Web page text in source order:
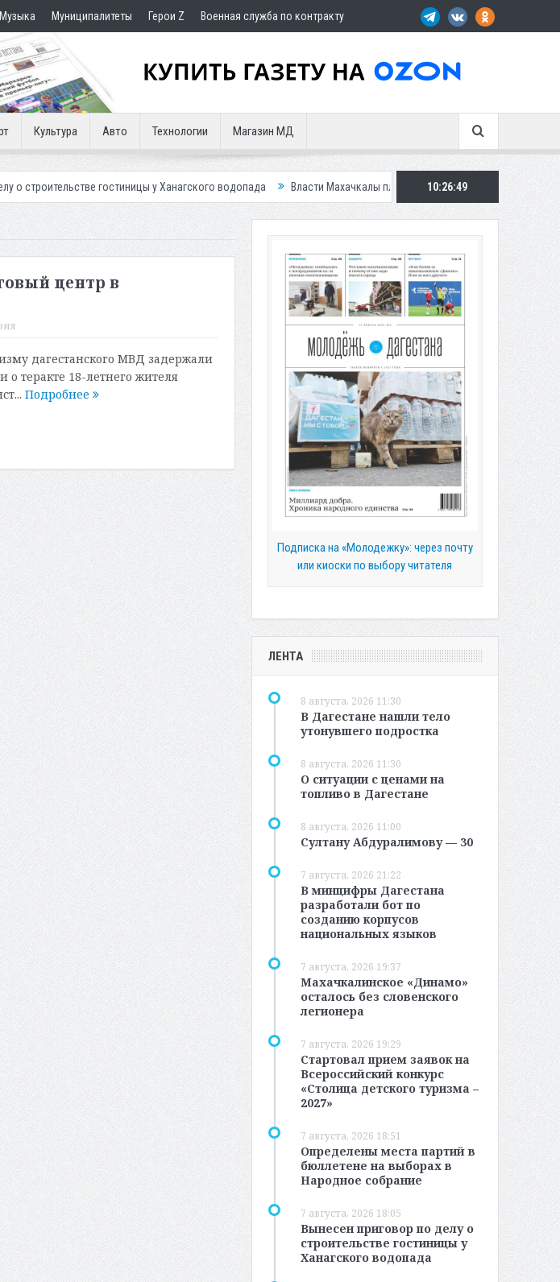
Музыка Муниципалитеты Герои Z Военная служба по контракту
Культура Авто Технологии Магазин МД
гостиницы у Ханагского водопада Власти Махачкалы планирует внедрить новую систему для
10:26:50
центр в
дагестанского МВД задержали
теракте 18-летнего жителя
Подробнее
Подписка на «Молодежку»: через почту
или киоски по выбору читателя
ЛЕНТА
8 августа, 2026 11:30
В Дагестане нашли тело
утонувшего подростка
8 августа, 2026 11:30
О ситуации с ценами на
топливо в Дагестане
8 августа, 2026 11:00
Султану Абдуралимову — 30
7 августа, 2026 21:22
В минцифры Дагестана
разработали бот по
созданию корпусов
национальных языков
7 августа, 2026 19:37
Махачкалинское «Динамо»
осталось без словенского
легионера
7 августа, 2026 19:29
Стартовал прием заявок на
Всероссийский конкурс
«Столица детского туризма –
2027»
7 августа, 2026 18:51
Определены места партий в
бюллетене на выборах в
Народное собрание
7 августа, 2026 18:05
Вынесен приговор по делу о
строительстве гостиницы у
Ханагского водопада